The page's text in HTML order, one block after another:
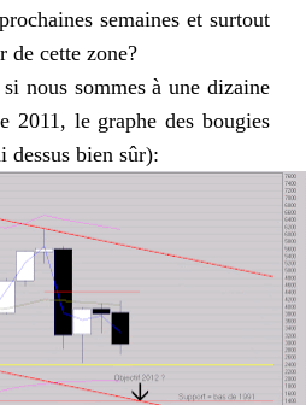
semaines et surtout
de cette zone?
nous sommes à une dizaine
2011, le graphe des bougies
dessus bien sûr):